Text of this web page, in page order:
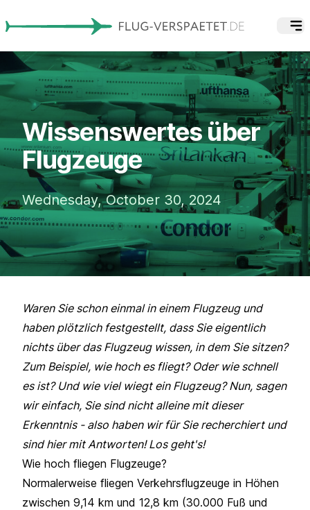
Wissenswertes über
Flugzeuge
Wednesday, October 30, 2024
Waren Sie schon einmal in einem Flugzeug und
haben plötzlich festgestellt, dass Sie eigentlich
nichts über das Flugzeug wissen, in dem Sie sitzen?
Zum Beispiel, wie hoch es fliegt? Oder wie schnell
es ist? Und wie viel wiegt ein Flugzeug? Nun, sagen
wir einfach, Sie sind nicht alleine mit dieser
Erkenntnis - also haben wir für Sie recherchiert und
sind hier mit Antworten! Los geht's!
Wie hoch fliegen Flugzeuge?
Normalerweise fliegen Verkehrsflugzeuge in Höhen
zwischen 9,14 km und 12,8 km (30.000 Fuß und